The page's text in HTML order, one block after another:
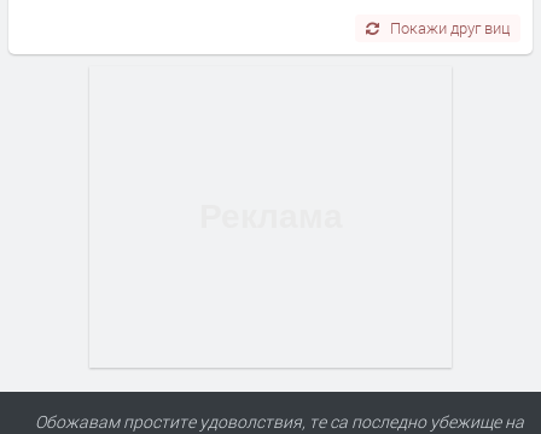
Покажи друг виц
Обожавам простите удоволствия, те са последно убежище на